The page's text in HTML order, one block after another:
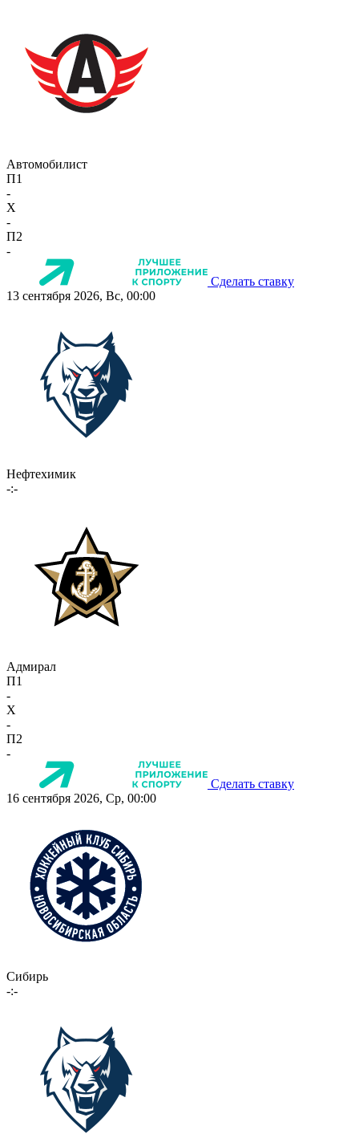
Автомобилист
П1
-
X
-
П2
-
Сделать ставку
13 сентября 2026, Вс, 00:00
Нефтехимик
-:-
Адмирал
П1
-
X
-
П2
-
Сделать ставку
16 сентября 2026, Ср, 00:00
Сибирь
-:-